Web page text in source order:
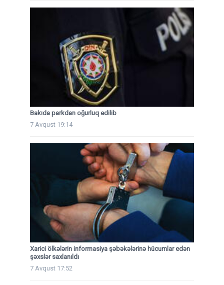
Bakıda parkdan oğurluq edilib
7 Avqust 19:14
Xarici ölkələrin informasiya şəbəkələrinə hücumlar edən
şəxslər saxlanıldı
7 Avqust 17:52